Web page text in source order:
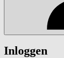
Inloggen